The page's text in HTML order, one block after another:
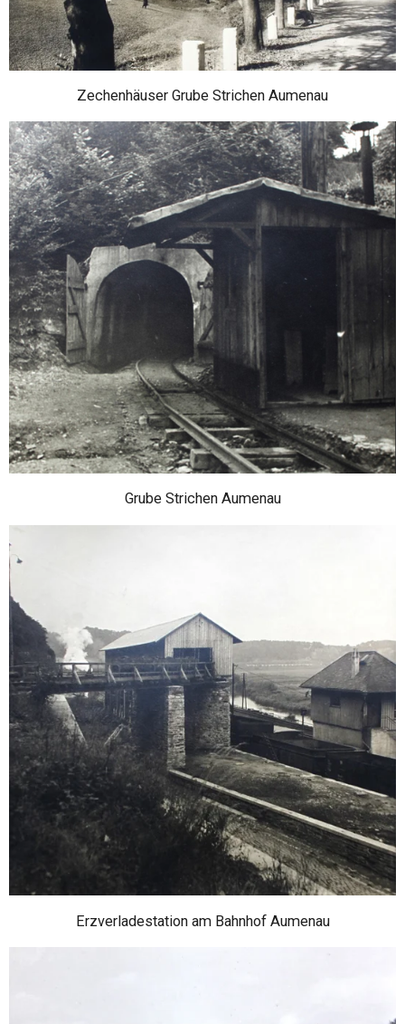
Zechenhäuser Grube Strichen Aumenau
Grube Strichen Aumenau
Erzverladestation am Bahnhof Aumenau